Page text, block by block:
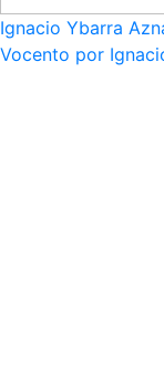
Ignacio Ybarra
Vocento por